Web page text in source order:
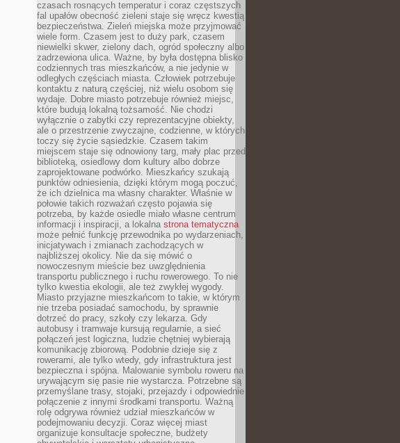
czasach rosnących temperatur i coraz częstszych
fal upałów obecność zieleni staje się wręcz kwestią
bezpieczeństwa. Zieleń miejska może przyjmować
wiele form. Czasem jest to duży park, czasem
niewielki skwer, zielony dach, ogród społeczny albo
zadrzewiona ulica. Ważne, by była dostępna blisko
codziennych tras mieszkańców, a nie jedynie w
odległych częściach miasta. Człowiek potrzebuje
kontaktu z naturą częściej, niż wielu osobom się
wydaje. Dobre miasto potrzebuje również miejsc,
które budują lokalną tożsamość. Nie chodzi
wyłącznie o zabytki czy reprezentacyjne obiekty,
ale o przestrzenie zwyczajne, codzienne, w których
toczy się życie sąsiedzkie. Czasem takim
miejscem staje się odnowiony targ, mały plac przed
biblioteką, osiedlowy dom kultury albo dobrze
zaprojektowane podwórko. Mieszkańcy szukają
punktów odniesienia, dzięki którym mogą poczuć,
że ich dzielnica ma własny charakter. Właśnie w
połowie takich rozważań często pojawia się
potrzeba, by każde osiedle miało własne centrum
informacji i inspiracji, a lokalna strona tematyczna
może pełnić funkcję przewodnika po wydarzeniach,
inicjatywach i zmianach zachodzących w
najbliższej okolicy. Nie da się mówić o
nowoczesnym mieście bez uwzględnienia
transportu publicznego i ruchu rowerowego. To nie
tylko kwestia ekologii, ale też zwykłej wygody.
Miasto przyjazne mieszkańcom to takie, w którym
nie trzeba posiadać samochodu, by sprawnie
dotrzeć do pracy, szkoły czy lekarza. Gdy
autobusy i tramwaje kursują regularnie, a sieć
połączeń jest logiczna, ludzie chętniej wybierają
komunikację zbiorową. Podobnie dzieje się z
rowerami, ale tylko wtedy, gdy infrastruktura jest
bezpieczna i spójna. Malowanie symbolu roweru na
urywającym się pasie nie wystarcza. Potrzebne są
przemyślane trasy, stojaki, przejazdy i odpowiednie
połączenie z innymi środkami transportu. Ważną
rolę odgrywa również udział mieszkańców w
podejmowaniu decyzji. Coraz więcej miast
organizuje konsultacje społeczne, budżety